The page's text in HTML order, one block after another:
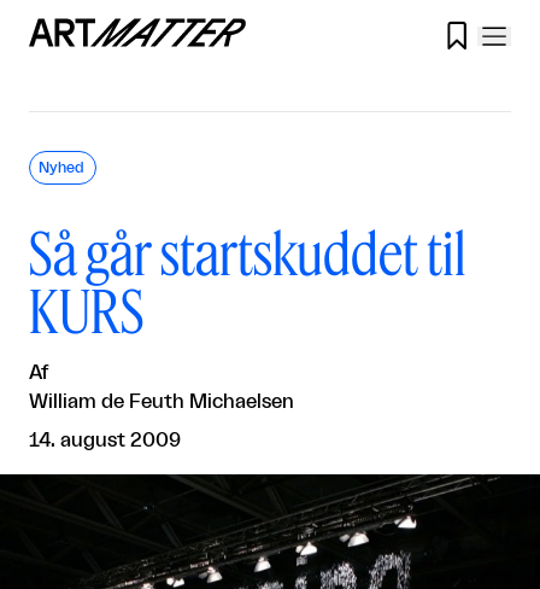

Så går startskuddet til
KURS
Af
William de Feuth Michaelsen
14. august 2009
Nyhed